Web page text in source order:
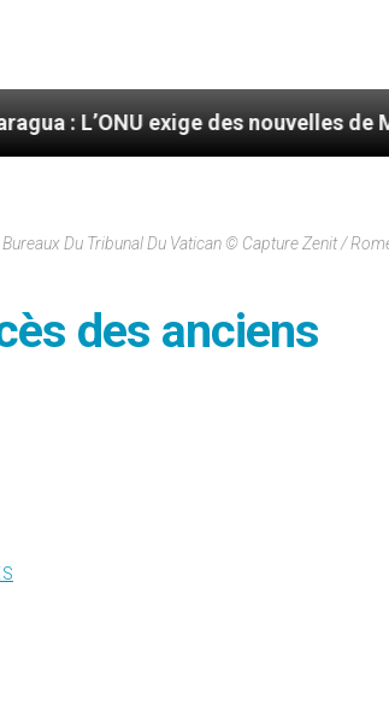
exige des nouvelles de Mgr Mata
Bureaux Du Tribunal Du Vatican © Capture Zenit /
des anciens